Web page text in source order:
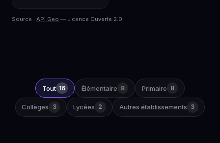
Source : API Geo — Licence Ouverte 2.0
Tout 16 Élémentaire 8 Primaire 8
Collèges 3 Lycées 2 Autres établissements 3